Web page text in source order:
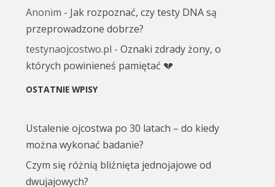
Anonim - Jak rozpoznać, czy testy DNA są
przeprowadzone dobrze?
testynaojcostwo.pl -Oznaki zdrady żony, o
których powinieneś pamiętać 💔
OSTATNIE WPISY
Ustalenie ojcostwa po 30 latach – do kiedy
można wykonać badanie?
Czym się różnią bliźnięta jednojajowe od
dwujajowych?